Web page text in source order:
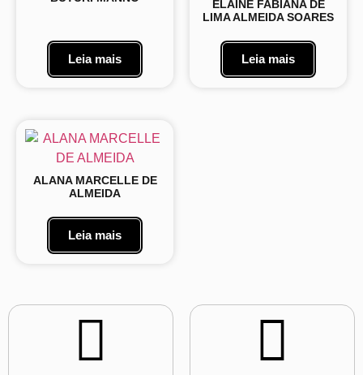
Leia mais
ELAINE FABIANA DE
LIMA ALMEIDA SOARES
Leia mais
ALANA MARCELLE DE
ALMEIDA
Leia mais